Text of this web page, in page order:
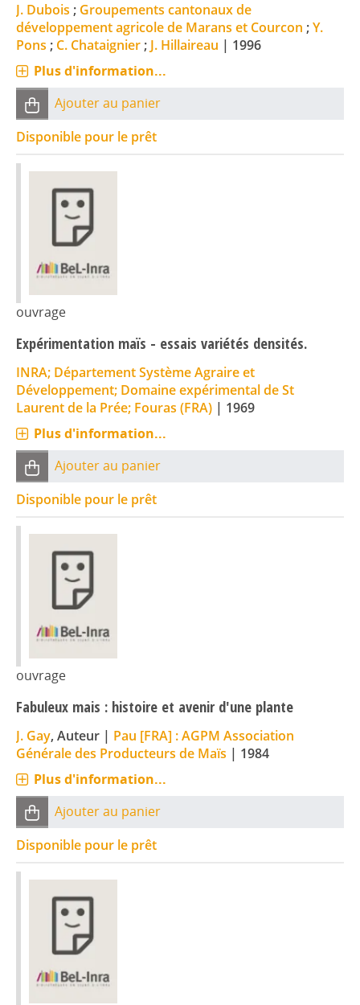
J. Dubois ; Groupements cantonaux de
développement agricole de Marans et Courcon ;Y.
Pons ; C. Chataignier ; J. Hillaireau | 1996
Plus d'information...
Ajouter au panier
Disponible pour le prêt
ouvrage
Expérimentation maïs - essais variétés densités.
INRA; Département Système Agraire et
Développement; Domaine expérimental de St
Laurent de la Prée; Fouras (FRA) | 1969
Plus d'information...
Ajouter au panier
Disponible pour le prêt
ouvrage
Fabuleux mais : histoire et avenir d'une plante
J. Gay, Auteur | Pau [FRA] : AGPM Association
Générale des Producteurs de Maïs | 1984
Plus d'information...
Ajouter au panier
Disponible pour le prêt